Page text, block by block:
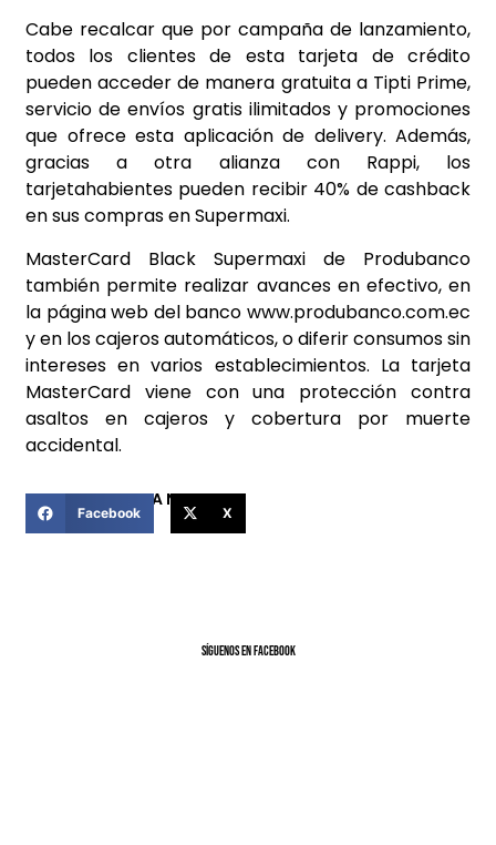
Cabe recalcar que por campaña de lanzamiento,
todos los clientes de esta tarjeta de crédito
pueden acceder de manera gratuita a Tipti Prime,
servicio de envíos gratis ilimitados y promociones
que ofrece esta aplicación de delivery. Además,
gracias a otra alianza con Rappi, los
tarjetahabientes pueden recibir 40% de cashback
en sus compras en Supermaxi.
MasterCard Black Supermaxi de Produbanco
también permite realizar avances en efectivo, en
la página web del banco www.produbanco.com.ec
y en los cajeros automáticos, o diferir consumos sin
intereses en varios establecimientos. La tarjeta
MasterCard viene con una protección contra
asaltos en cajeros y cobertura por muerte
accidental.
COMPARTIR ESTA NOTICIA
Facebook X
SíGUENOS EN FACEBOOK